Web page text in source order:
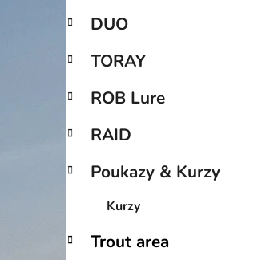
n
n
í
p
n
l
i
DUO
TORAY
ROB Lure
RAID
Poukazy & Kurzy
Kurzy
Trout area